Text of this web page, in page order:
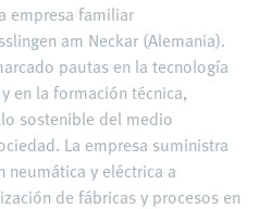
empresa familiar
am Neckar (Alemania).
pautas en la tecnología
en la formación técnica,
sostenible del medio
La empresa suministra
y eléctrica a
de fábricas y procesos en